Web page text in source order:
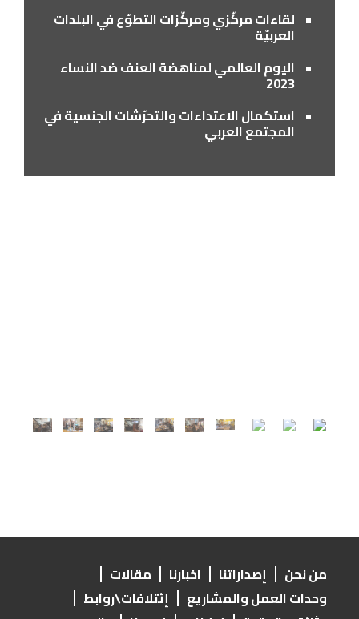
لقاءات مركّزي ومركّزات التطوّع في البلدات
العربيّة
اليوم العالمي لمناهضة العنف ضد النساء
2023
استكمال الاعتداءات والتحرّشات الجنسية في
المجتمع العربي
من نحن إصداراتنا اخبارنا
مقالات
وحدات العمل والمشاريع
إئتلافات\روابط